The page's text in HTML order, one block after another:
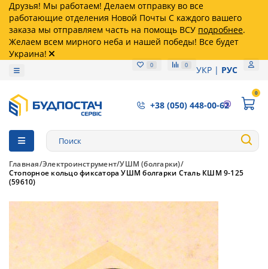
Друзья! Мы работаем! Делаем отправку во все
работающие отделения Новой Почты С каждого вашего
заказа мы отправляем часть на помощь ВСУ подробнее.
Желаем всем мирного неба и нашей победы! Все будет
Украина!
0 0 УКР РУС
+38 (050) 448-00-62
0
Главная Электроинструмент УШМ (болгарки)
Стопорное кольцо фиксатора УШМ болгарки Сталь КШМ 9-125
(59610)